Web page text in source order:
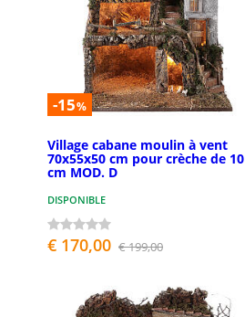
-15%
Village cabane moulin à vent
70x55x50 cm pour crèche de 10
cm MOD. D
DISPONIBLE
€ 170,00 € 199,00